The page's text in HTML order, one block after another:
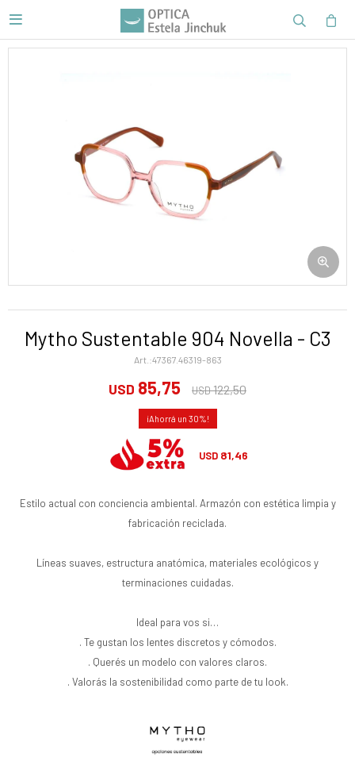

Mytho Sustentable 904 Novella - C3
47367.46319-863
USD 85,75 USD122,50
30
USD 81,46
Estilo actual con conciencia ambiental. Armazón con estética limpia y
fabricación reciclada.
Líneas suaves, estructura anatómica, materiales ecológicos y
terminaciones cuidadas.
Ideal para vos si…
. Te gustan los lentes discretos y cómodos.
. Querés un modelo con valores claros.
. Valorás la sostenibilidad como parte de tu look.